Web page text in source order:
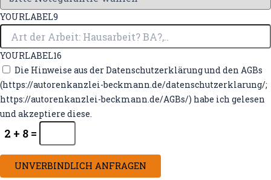
YOURLABEL9
YOURLABEL16
Die Hinweise aus der Datenschutzerklärung und den AGBs
(https://autorenkanzlei-beckmann.de/datenschutzerklarung/;
https://autorenkanzlei-beckmann.de/AGBs/) habe ich gelesen
und akzeptiere diese.
2 + 8 =
UNVERBINDLICH ANFRAGEN